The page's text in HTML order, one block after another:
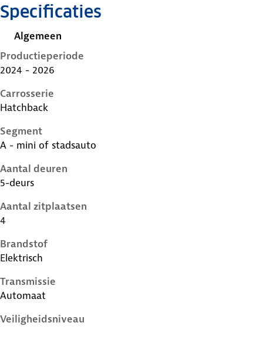
Specificaties
Algemeen
Productieperiode
2024 - 2026
Carrosserie
Hatchback
Segment
A - mini of stadsauto
Aantal deuren
5-deurs
Aantal zitplaatsen
4
Brandstof
Elektrisch
Transmissie
Automaat
Veiligheidsniveau